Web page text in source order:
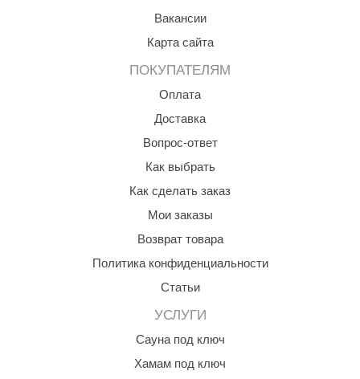
Вакансии
Карта сайта
ПОКУПАТЕЛЯМ
Оплата
Доставка
Вопрос-ответ
Как выбрать
Как сделать заказ
Мои заказы
Возврат товара
Политика конфиденциальности
Статьи
УСЛУГИ
Сауна под ключ
Хамам под ключ